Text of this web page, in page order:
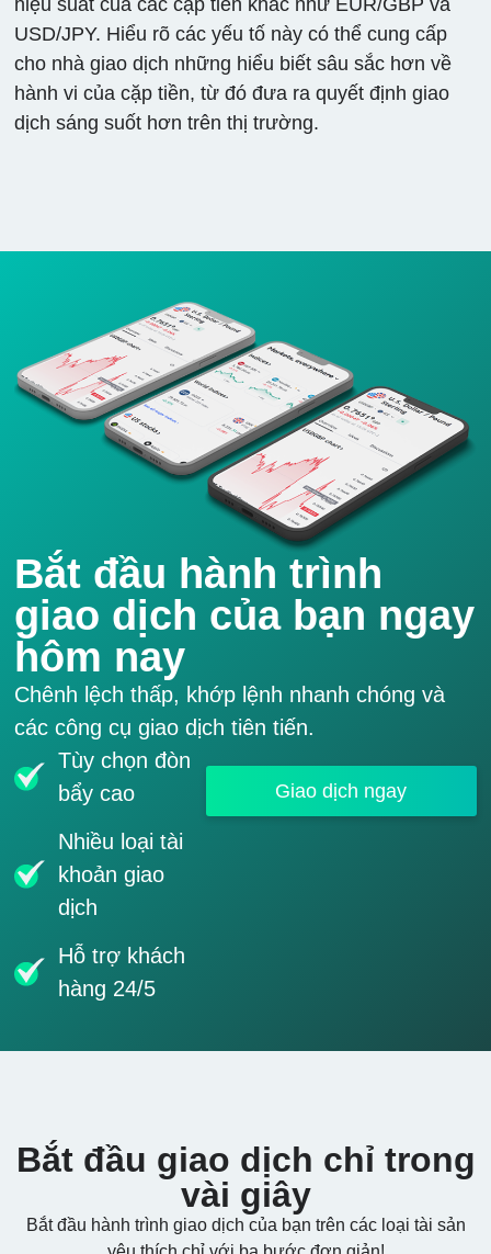
hiệu suất của các cặp tiền khác như EUR/GBP và
USD/JPY. Hiểu rõ các yếu tố này có thể cung cấp
cho nhà giao dịch những hiểu biết sâu sắc hơn về
hành vi của cặp tiền, từ đó đưa ra quyết định giao
dịch sáng suốt hơn trên thị trường.
Bắt đầu hành trình
giao dịch của bạn ngay
hôm nay
Chênh lệch thấp, khớp lệnh nhanh chóng và
các công cụ giao dịch tiên tiến.
Tùy chọn đòn
bẩy cao
Nhiều loại tài
khoản giao
dịch
Hỗ trợ khách
hàng 24/5
Giao dịch ngay
Bắt đầu giao dịch chỉ trong
vài giây
Bắt đầu hành trình giao dịch của bạn trên các loại tài sản